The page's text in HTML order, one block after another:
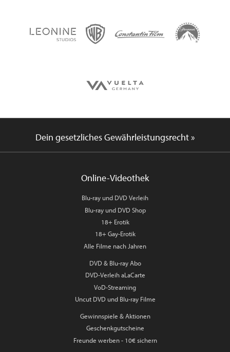
Dein gesetzliches Gewährleistungsrecht »
Online-Videothek
Blu-ray und DVD Verleih
Blu-ray und DVD Shop
18+ Erotik
18+ Gay-Erotik
Alle Filme nach Jahren
DVD & Blu-ray Abo
DVD-Verleih aLaCarte
VoD-Streaming
Uncut DVD und Blu-ray Filme
Gewinnspiele & Aktionen
Geschenkgutscheine
Freunde werben - 10€ sichern